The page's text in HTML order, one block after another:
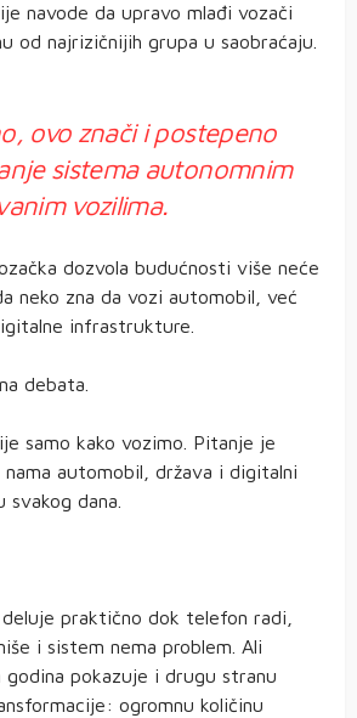
navode da upravo mlađi vozači
od najrizičnijih grupa u saobraćaju.
ovo znači i postepeno
sistema autonomnim
vozilima.
dozvola budućnosti više neće
neko zna da vozi automobil, već
infrastrukture.
debata.
samo kako vozimo. Pitanje je
automobil, država i digitalni
dana.
praktično dok telefon radi,
i sistem nema problem. Ali
godina pokazuje i drugu stranu
ogromnu količinu